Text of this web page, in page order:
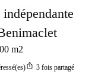
m2
ios_share 3 fois partagé